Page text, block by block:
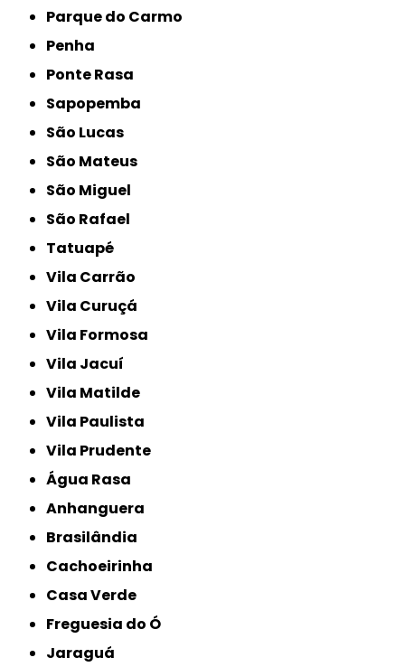
Parque do Carmo
Penha
Ponte Rasa
Sapopemba
São Lucas
São Mateus
São Miguel
São Rafael
Tatuapé
Vila Carrão
Vila Curuçá
Vila Formosa
Vila Jacuí
Vila Matilde
Vila Paulista
Vila Prudente
Água Rasa
Anhanguera
Brasilândia
Cachoeirinha
Casa Verde
Freguesia do Ó
Jaraguá